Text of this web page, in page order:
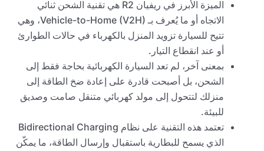
الميزة الأبرز في ريفيان R2 هي تقنية الشحن ثنائي
الاتجاه أو ما يُعرف بـ Vehicle-to-Home (V2H)، وهي
تتيح للسيارة تزويد المنزل بالكهرباء في حالات الطوارئ
أو عند انقطاع التيار.
بمعنى آخر، لم تعد السيارة الكهربائية بحاجة فقط إلى
الشحن، بل أصبحت قادرة على إعادة ضخ الطاقة إلى
منزلك لتتحول إلى مولد كهربائي متنقل صامت وصديق
للبيئة.
تعتمد هذه التقنية على نظام Bidirectional Charging
الذي يسمح للبطارية باستقبال وإرسال الطاقة، ما يمكّن